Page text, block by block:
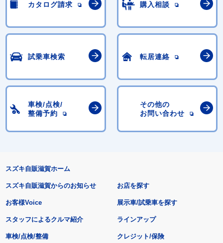
カタログ請求 購入相談
試乗車検索 転居連絡
車検/点検/
整備予約
その他の
お問い合わせ
スズキ自販滋賀ホーム
スズキ自販滋賀からのお知らせ
お客様Voice
スタッフによるクルマ紹介
お店を探す
展示車/試乗車を探す
ラインアップ
車検/点検/整備 クレジット/保険